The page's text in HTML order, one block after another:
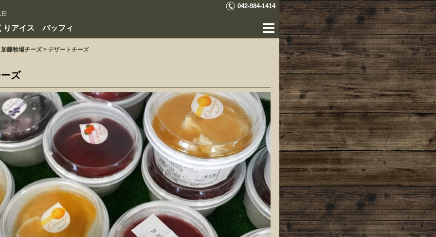
042-984-1414
りアイス バッフィ
加藤牧場チーズ > デザートチーズ
ズ